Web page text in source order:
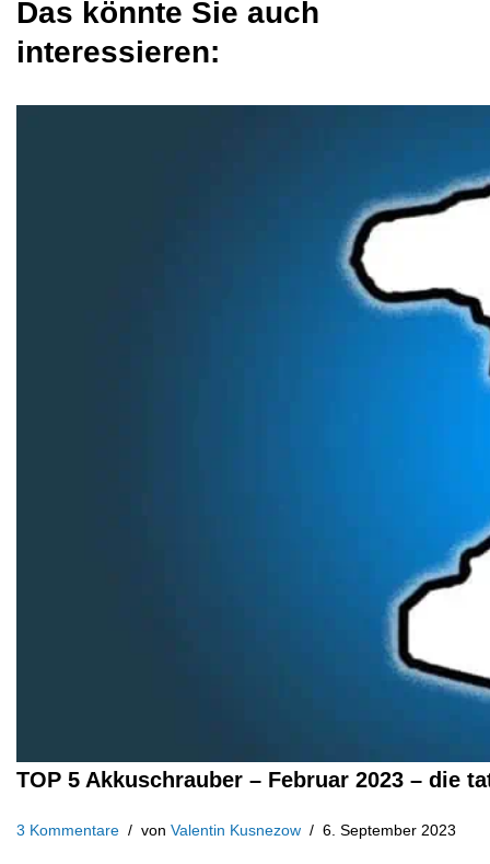
Das könnte Sie auch
interessieren:
TOP 5 Akkuschrauber – Februar 2023 – die
3 Kommentare von Valentin Kusnezow 6. September 2023